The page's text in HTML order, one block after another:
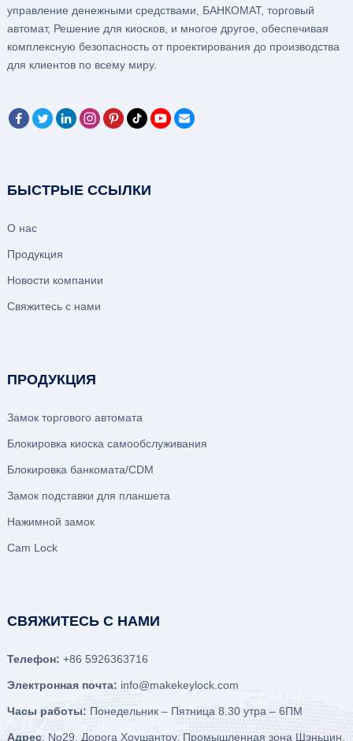
управление денежными средствами, БАНКОМАТ, торговый
автомат, Решение для киосков, и многое другое, обеспечивая
комплексную безопасность от проектирования до производства
для клиентов по всему миру.
БЫСТРЫЕ ССЫЛКИ
О нас
Продукция
Новости компании
Свяжитесь с нами
ПРОДУКЦИЯ
Замок торгового автомата
Блокировка киоска самообслуживания
Блокировка банкомата/CDM
Замок подставки для планшета
Нажимной замок
Cam Lock
СВЯЖИТЕСЬ С НАМИ
Телефон: +86 5926363716
Электронная почта: info@makekeylock.com
Часы работы: Понедельник – Пятница 8.30 утра – 6ПМ
Адрес: No29, Дорога Хоушантоу, Промышленная зона Шэньцин,